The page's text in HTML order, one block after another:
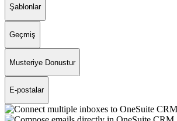
Şablonlar
Geçmiş
Musteriye Donustur
E-postalar